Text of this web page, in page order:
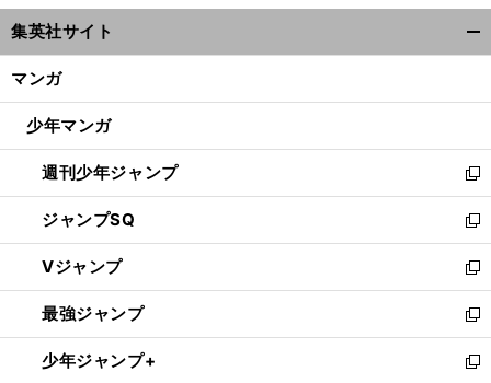
ウ
ィ
ン
ウ
開
く
集英社サイト
マンガ
少年マンガ
週刊少年ジャンプ
新
し
い
ウ
ィ
ン
ド
ウ
で
ジャンプSQ
新
し
い
ウ
ィ
ン
ド
Vジャンプ
新
し
い
ウ
ィ
最強ジャンプ
新
し
い
少年ジャンプ+
新